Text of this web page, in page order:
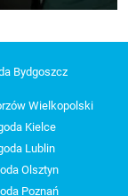
Bydgoszcz
Wielkopolski
Kielce
Lublin
Olsztyn
Poznań